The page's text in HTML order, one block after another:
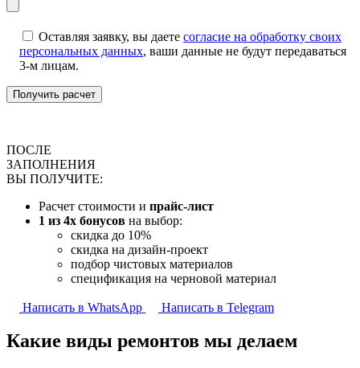
Оставляя заявку, вы даете согласие на обработку своих
персональных данных, ваши данные не будут передаваться
3-м лицам.
ПОСЛЕ
ЗАПОЛНЕНИЯ
ВЫ ПОЛУЧИТЕ:
Расчет стоимости и прайс-лист
1 из 4х бонусов на выбор:
скидка до 10%
скидка на дизайн-проект
подбор чистовых материалов
спецификация на черновой материал
Написать в WhatsApp Написать в Telegram
Какие виды ремонтов мы делаем